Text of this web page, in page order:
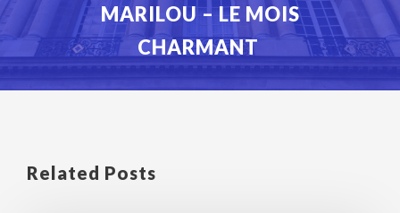
MARILOU – LE MOIS
CHARMANT
Related Posts